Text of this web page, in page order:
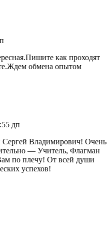
как проходят
обмена опытом
дп
Сергей Владимирович! Очень
— Учитель, Флагман
по плечу! От всей души
успехов!